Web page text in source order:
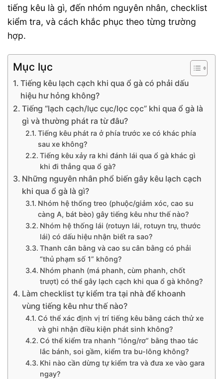
tiếng kêu là gì, đến nhóm nguyên nhân, checklist
kiểm tra, và cách khắc phục theo từng trường
hợp.
Mục lục
Tiếng kêu lạch cạch khi qua ổ gà có phải dấu
hiệu hư hỏng không?
Tiếng “lạch cạch/lục cục/lọc cọc” khi qua ổ gà là
gì và thường phát ra từ đâu?
Tiếng kêu phát ra ở phía trước xe có khác phía
sau xe không?
Tiếng kêu xảy ra khi đánh lái qua ổ gà khác gì
khi đi thẳng qua ổ gà?
Những nguyên nhân phổ biến gây kêu lạch cạch
khi qua ổ gà là gì?
Nhóm hệ thống treo (phuộc/giảm xóc, cao su
càng A, bát bèo) gây tiếng kêu như thế nào?
Nhóm hệ thống lái (rotuyn lái, rotuyn trụ, thước
lái) có dấu hiệu nhận biết ra sao?
Thanh cân bằng và cao su cân bằng có phải
“thủ phạm số 1” không?
Nhóm phanh (má phanh, cùm phanh, chốt
trượt) có thể gây lạch cạch khi qua ổ gà không?
Làm checklist tự kiểm tra tại nhà để khoanh
vùng tiếng kêu như thế nào?
Có thể xác định vị trí tiếng kêu bằng cách thử xe
và ghi nhận điều kiện phát sinh không?
Có thể kiểm tra nhanh “lỏng/rơ” bằng thao tác
lắc bánh, soi gầm, kiểm tra bu-lông không?
Khi nào cần dừng tự kiểm tra và đưa xe vào gara
ngay?